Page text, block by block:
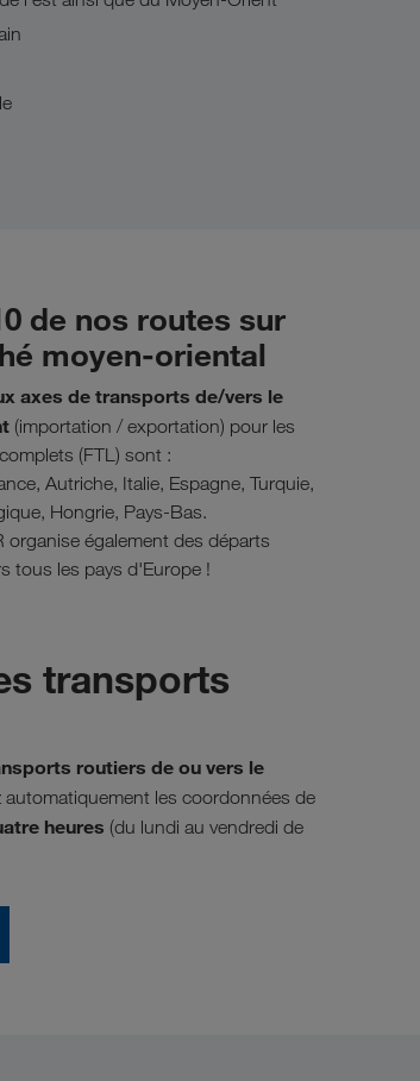
de nos routes sur
moyen-oriental
axes de transports de/vers le
(importation / exportation) pour les
(FTL) sont :
Autriche, Italie, Espagne, Turquie,
Hongrie, Pays-Bas.
organise également des départs
tous les pays d'Europe !
transports
routiers de ou vers le
les coordonnées de
heures (du lundi au vendredi de